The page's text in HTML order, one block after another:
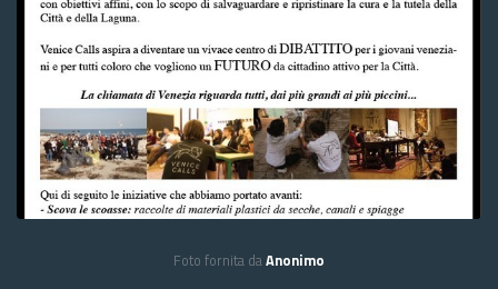
Foto fornita daAnonimo